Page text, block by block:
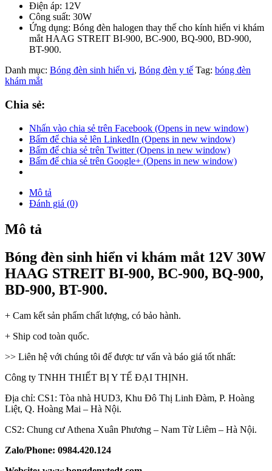
Điện áp: 12V
Công suất: 30W
Ứng dụng: Bóng đèn halogen thay thế cho kính hiển vi khám
mắt HAAG STREIT BI-900, BC-900, BQ-900, BD-900,
BT-900.
Danh mục: Bóng đèn sinh hiển vi, Bóng đèn y tế Tag: bóng đèn
khám mắt
Chia sẻ:
Nhấn vào chia sẻ trên Facebook (Opens in new window)
Bấm để chia sẻ lên LinkedIn (Opens in new window)
Bấm để chia sẻ trên Twitter (Opens in new window)
Bấm để chia sẻ trên Google+ (Opens in new window)
Mô tả
Đánh giá (0)
Mô tả
Bóng đèn sinh hiển vi khám mắt 12V 30W
HAAG STREIT BI-900, BC-900, BQ-900,
BD-900, BT-900.
+ Cam kết sản phẩm chất lượng, có bảo hành.
+ Ship cod toàn quốc.
>> Liên hệ với chúng tôi để được tư vấn và báo giá tốt nhất:
Công ty TNHH THIẾT BỊ Y TẾ ĐẠI THỊNH.
Địa chỉ: CS1: Tòa nhà HUD3, Khu Đô Thị Linh Đàm, P. Hoàng
Liệt, Q. Hoàng Mai – Hà Nội.
CS2: Chung cư Athena Xuân Phương – Nam Từ Liêm – Hà Nội.
Zalo/Phone: 0984.420.124